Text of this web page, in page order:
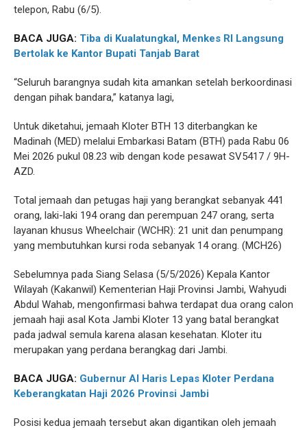
telepon, Rabu (6/5).
BACA JUGA: Tiba di Kualatungkal, Menkes RI Langsung
Bertolak ke Kantor Bupati Tanjab Barat
“Seluruh barangnya sudah kita amankan setelah berkoordinasi
dengan pihak bandara,” katanya lagi,
Untuk diketahui, jemaah Kloter BTH 13 diterbangkan ke
Madinah (MED) melalui Embarkasi Batam (BTH) pada Rabu 06
Mei 2026 pukul 08.23 wib dengan kode pesawat SV5417 / 9H-
AZD.
Total jemaah dan petugas haji yang berangkat sebanyak 441
orang, laki-laki 194 orang dan perempuan 247 orang, serta
layanan khusus Wheelchair (WCHR): 21 unit dan penumpang
yang membutuhkan kursi roda sebanyak 14 orang. (MCH26)
Sebelumnya pada Siang Selasa (5/5/2026) Kepala Kantor
Wilayah (Kakanwil) Kementerian Haji Provinsi Jambi, Wahyudi
Abdul Wahab, mengonfirmasi bahwa terdapat dua orang calon
jemaah haji asal Kota Jambi Kloter 13 yang batal berangkat
pada jadwal semula karena alasan kesehatan. Kloter itu
merupakan yang perdana berangkag dari Jambi.
BACA JUGA: Gubernur Al Haris Lepas Kloter Perdana
Keberangkatan Haji 2026 Provinsi Jambi
Posisi kedua jemaah tersebut akan digantikan oleh jemaah